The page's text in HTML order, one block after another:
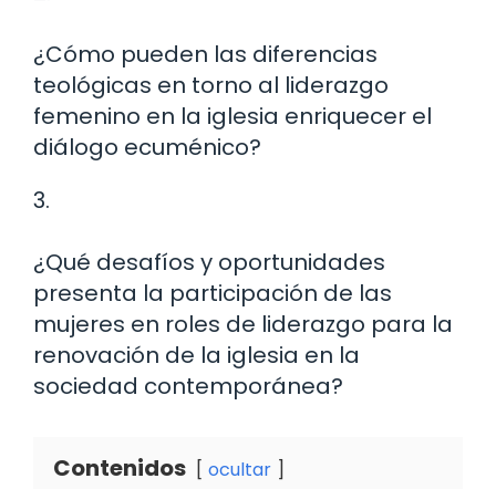
¿Cómo pueden las diferencias
teológicas en torno al liderazgo
femenino en la iglesia enriquecer el
diálogo ecuménico?
3.
¿Qué desafíos y oportunidades
presenta la participación de las
mujeres en roles de liderazgo para la
renovación de la iglesia en la
sociedad contemporánea?
Contenidos ocultar